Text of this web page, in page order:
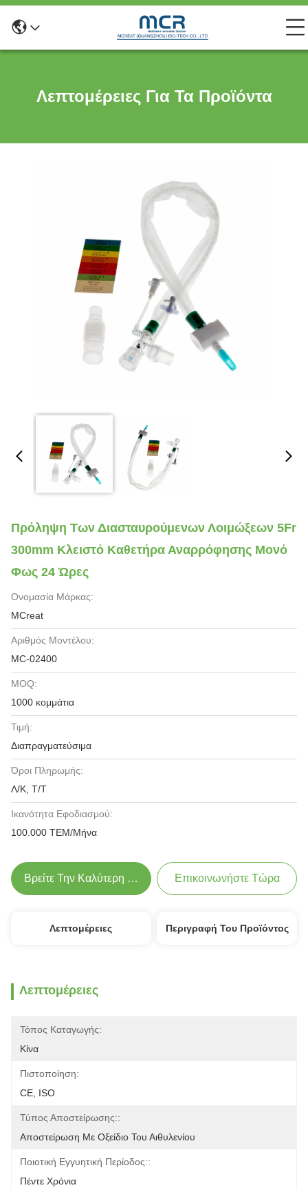
Λεπτομέρειες Για Τα Προϊόντα
Πρόληψη Των Διασταυρούμενων Λοιμώξεων 5Fr
300mm Κλειστό Καθετήρα Αναρρόφησης Μονό
Φως 24 Ώρες
Ονομασία Μάρκας:
MCreat
Αριθμός Μοντέλου:
MC-02400
MOQ:
1000 κομμάτια
Τιμή:
Διαπραγματεύσιμα
Όροι Πληρωμής:
Λ/Κ, Τ/Τ
Ικανότητα Εφοδιασμού:
100.000 ΤΕΜ/Μήνα
Βρείτε Την Καλύτερη Τιμή Επικοινωνήστε Τώρα
Λεπτομέρειες Περιγραφή Του Προϊόντος
Λεπτομέρειες
Τόπος Καταγωγής:
Κίνα
Πιστοποίηση:
CE, ISO
Τύπος Αποστείρωσης::
Αποστείρωση Με Οξείδιο Του Αιθυλενίου
Ποιοτική Εγγυητική Περίοδος::
Πέντε Χρόνια